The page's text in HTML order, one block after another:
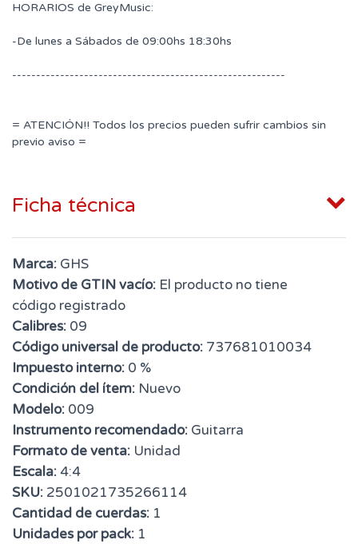
HORARIOS de GreyMusic:
-De lunes a Sábados de 09:00hs 18:30hs
---------------------------------------------------------
= ATENCIÓN!! Todos los precios pueden sufrir cambios sin
previo aviso =
Ficha técnica
Marca: GHS
Motivo de GTIN vacío: El producto no tiene
código registrado
Calibres: 09
Código universal de producto: 737681010034
Impuesto interno: 0 %
Condición del ítem: Nuevo
Modelo: 009
Instrumento recomendado: Guitarra
Formato de venta: Unidad
Escala: 4:4
SKU: 2501021735266114
Cantidad de cuerdas: 1
Unidades por pack: 1